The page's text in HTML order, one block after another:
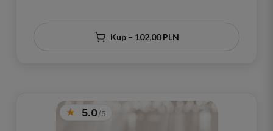
Kup – 102,00 PLN
5.0